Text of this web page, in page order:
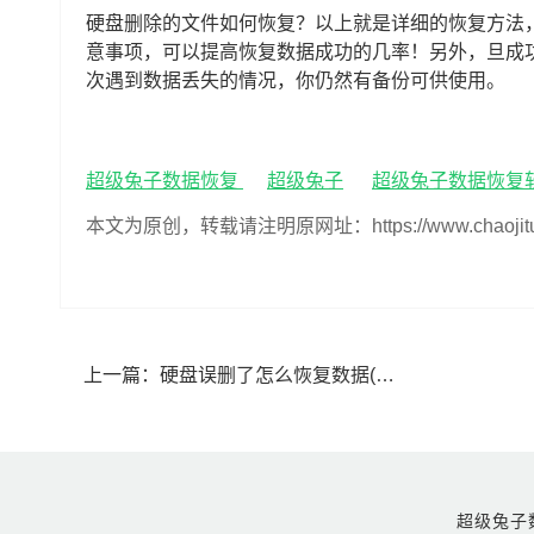
硬盘删除的文件如何恢复？以上就是详细的恢复方
意事项，可以提高恢复数据成功的几率！另外，旦
次遇到数据丢失的情况，你仍然有备份可供使用。
超级兔子数据恢复 超级兔子 超级兔子数据恢复
本文为原创，转载请注明原网址：https://
上一篇： 硬盘误删了怎么恢复数据(硬盘误删了如何恢复数据)
超级兔